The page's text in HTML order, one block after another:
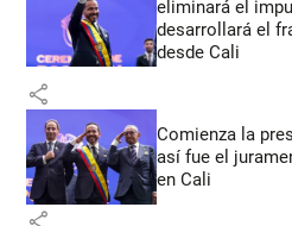
eliminará el
desarrollará el
desde Cali
share
Comienza la
así fue el
en Cali